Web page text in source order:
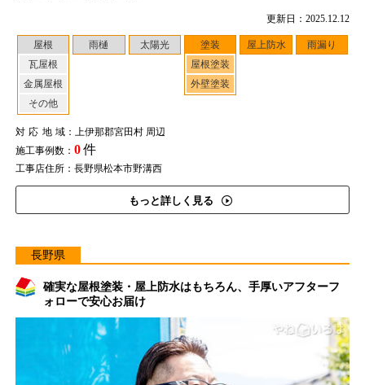
更新日：2025.12.12
屋根
瓦屋根
金属屋根
その他
雨樋 太陽光
塗装
屋根塗装
外壁塗装
屋上防水 雨漏り
対応地域：上伊那郡宮田村 周辺
施工事例数： 0件
工事店住所：長野県松本市野溝西
もっと詳しく見る
長野県
確実な屋根塗装・屋上防水はもちろん、手厚いアフターフ
ォローで安心お届け